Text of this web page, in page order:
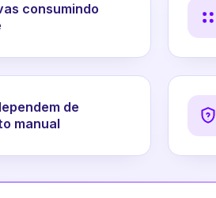
consumindo
de
manual